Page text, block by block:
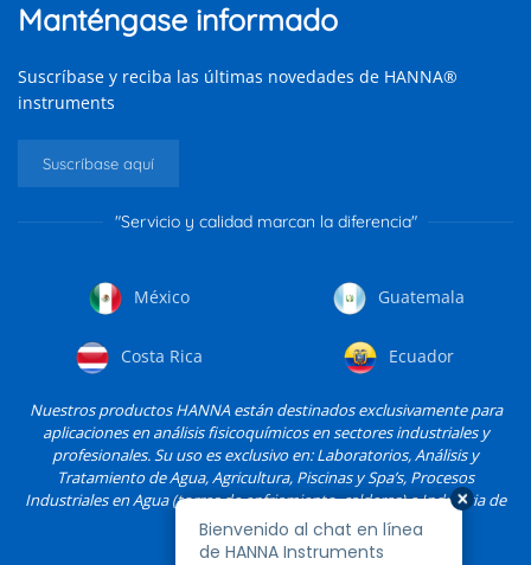
Manténgase informado
Suscríbase y reciba las últimas novedades de HANNA®
instruments
Suscríbase aquí
"Servicio y calidad marcan la diferencia"
México Guatemala
Costa Rica Ecuador
Nuestros productos HANNA están destinados exclusivamente para
aplicaciones en análisis fisicoquímicos en sectores industriales y
profesionales. Su uso es exclusivo en: Laboratorios, Análisis y
Tratamiento de Agua, Agricultura, Piscinas y Spa’s, Procesos
Industriales en Agua (torres de enfriamiento, calderas) e Industria de
Alimentos, entre otros.